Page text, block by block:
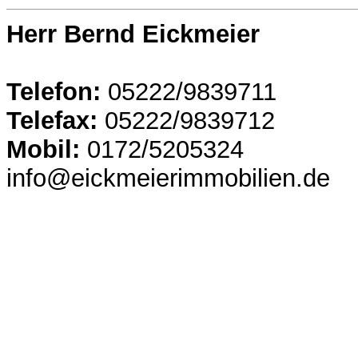
Herr Bernd Eickmeier
Telefon: 05222/9839711
Telefax: 05222/9839712
Mobil: 0172/5205324
info@eickmeierimmobilien.de